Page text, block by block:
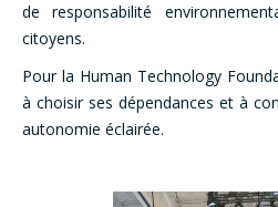
de responsabilité
citoyens.
Pour la Human Technology
à choisir ses dépendances et à
autonomie éclairée.